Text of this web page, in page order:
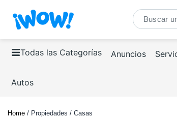
Todas las Categorías Anuncios
Autos
Home / Propiedades / Casas